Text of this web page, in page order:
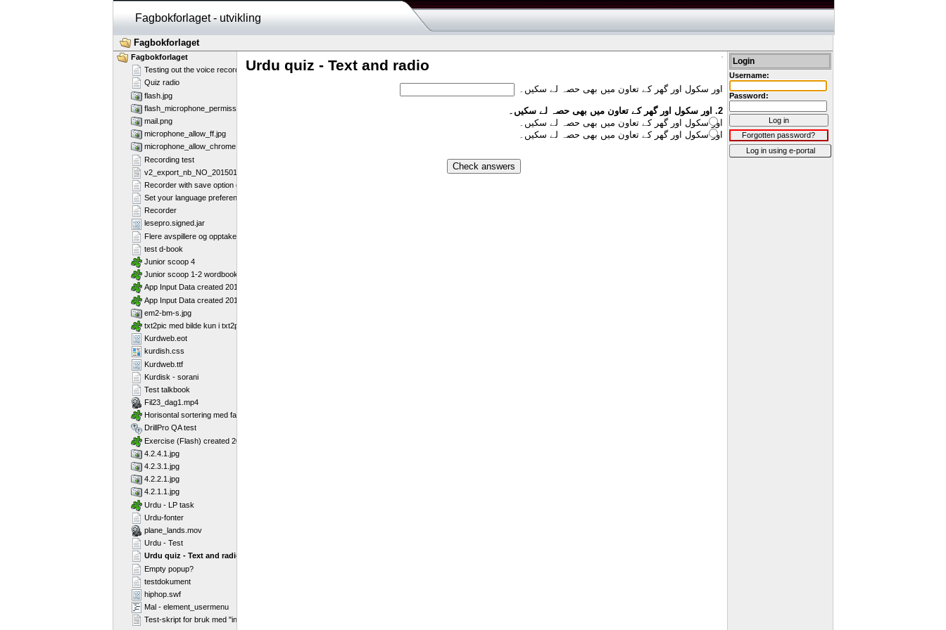
Fagbokforlaget - utvikling
Fagbokforlaget
Urdu quiz - Text and radio
اور سکول اور گھر کے تعاون میں بھی حصہ لے سکیں۔
2. اور سکول اور گھر کے تعاون میں بھی حصہ لے سکیں۔
اور سکول اور گھر کے تعاون میں بھی حصہ لے سکیں۔
اور سکول اور گھر کے تعاون میں بھی حصہ لے سکیں۔
Check answers
Fagbokforlaget
Testing out the voice recorder
Quiz radio
flash.jpg
flash_microphone_permission_marked.jpg
mail.png
microphone_allow_ff.jpg
microphone_allow_chrome.jpg
Recording test
v2_export_nb_NO_20150130.csv
Recorder with save option enabled
Set your language preference
Recorder
lesepro.signed.jar
Flere avspillere og opptakere på samme side - Flash
test d-book
Junior scoop 4
Junior scoop 1-2 wordbook
App Input Data created 2013-07-16T12:11:58
App Input Data created 2013-07-16T12:11:28
em2-bm-s.jpg
txt2pic med bilde kun i txt2pic_picture_container
Kurdweb.eot
kurdish.css
Kurdweb.ttf
Kurdisk - sorani
Test talkbook
Fil23_dag1.mp4
Horisontal sortering med farger
DrillPro QA test
Exercise (Flash) created 2011-02-25T11:11:23
4.2.4.1.jpg
4.2.3.1.jpg
4.2.2.1.jpg
4.2.1.1.jpg
Urdu - LP task
Urdu-fonter
plane_lands.mov
Urdu - Test
Urdu quiz - Text and radio
Empty popup?
testdokument
hiphop.swf
Mal - element_usermenu
Test-skript for bruk med "include"
Login
Username:
Password:
Log in
Forgotten password?
Log in using e-portal